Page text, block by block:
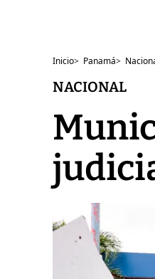
Inicio> Panamá>
NACIONAL